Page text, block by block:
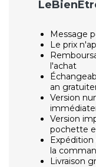
Message
Le prix
l'achat
an
Version
Version
pochette
la
Livraison